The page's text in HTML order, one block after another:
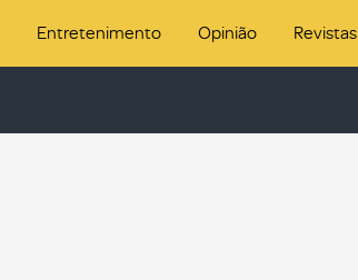
Entretenimento Opinião Revistas